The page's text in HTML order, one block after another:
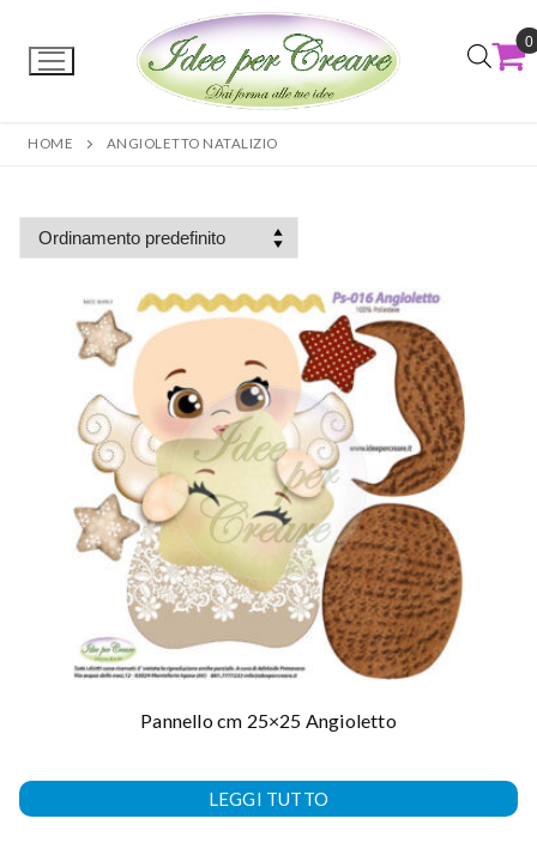
0
HOME ANGIOLETTO NATALIZIO
Pannello cm 25×25 Angioletto
LEGGI TUTTO